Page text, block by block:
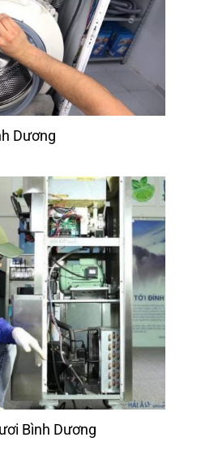
Dương
Bình Dương